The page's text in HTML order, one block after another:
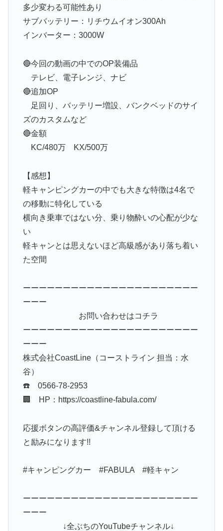
多少変わる可能性あり
サブバッテリー：リチウムイオン300Ah
インバーター：3000W
🔴今回の動画の中でのOP装備品
テレビ、電子レンジ、ナビ
🔴追加OP
足回り、バッテリー増設、バンクベッドのサイ
ズのカスタムなど
🔴金額
KC/480万 KX/500万
【感想】
軽キャンピングカーの中でも大きな特徴は4名で
の移動に特化している
横向き乗車ではない分、乗り物酔いの心配が少な
い
軽キャンとは思えないほど高級感があり落ち着い
た空間
ーーーーーーーーーーーーーーーーーーーーーー
ーーー
お問い合わせはコチラ
ーーーーーーーーーーーーーーーーーーーーーー
ーーー
株式会社CoastLine（コーストライン 担当：水
谷）
☎️ 0566-78-2953
🏢 HP：https://coastline-fabula.com/
応援ボタンの高評価&チャンネル登録して頂ける
と励みになります!!
#キャンピングカー #FABULA #軽キャン
ーーーーーーーーーーーーーーーーーーーーーー
ーーー
↓全ぶちのYouTubeチャンネル↓